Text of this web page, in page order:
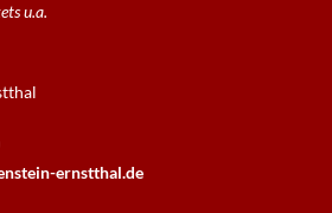
u.a.
ernstthal.de